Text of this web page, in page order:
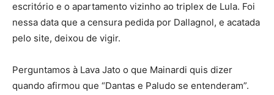
escritório e o apartamento vizinho ao triplex de Lula. Foi
nessa data que a censura pedida por Dallagnol, e acatada
pelo site, deixou de vigir.
Perguntamos à Lava Jato o que Mainardi quis dizer
quando afirmou que “Dantas e Paludo se entenderam”.